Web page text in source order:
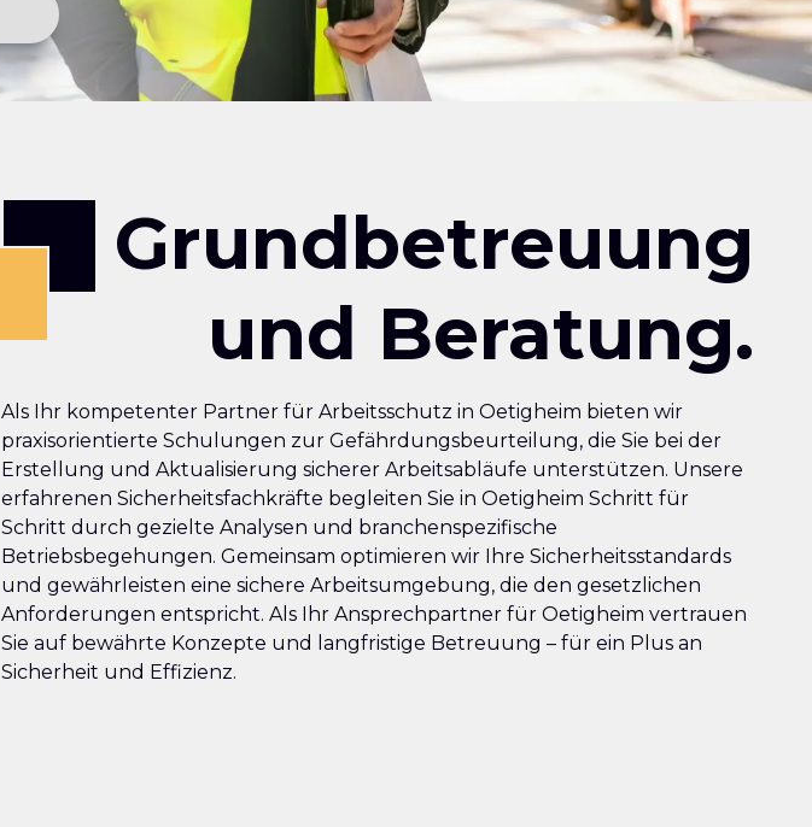
Grundbetreuung
und Beratung.
Als Ihr kompetenter Partner für Arbeitsschutz in Oetigheim bieten wir
praxisorientierte Schulungen zur Gefährdungsbeurteilung, die Sie bei der
Erstellung und Aktualisierung sicherer Arbeitsabläufe unterstützen. Unsere
erfahrenen Sicherheitsfachkräfte begleiten Sie in Oetigheim Schritt für
Schritt durch gezielte Analysen und branchenspezifische
Betriebsbegehungen. Gemeinsam optimieren wir Ihre Sicherheitsstandards
und gewährleisten eine sichere Arbeitsumgebung, die den gesetzlichen
Anforderungen entspricht. Als Ihr Ansprechpartner für Oetigheim vertrauen
Sie auf bewährte Konzepte und langfristige Betreuung – für ein Plus an
Sicherheit und Effizienz.